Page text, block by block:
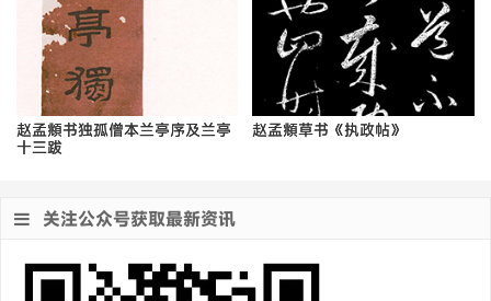
赵孟頫书独孤僧本兰亭序及兰亭
十三跋
赵孟頫草书《执政帖》
关注公众号获取最新资讯